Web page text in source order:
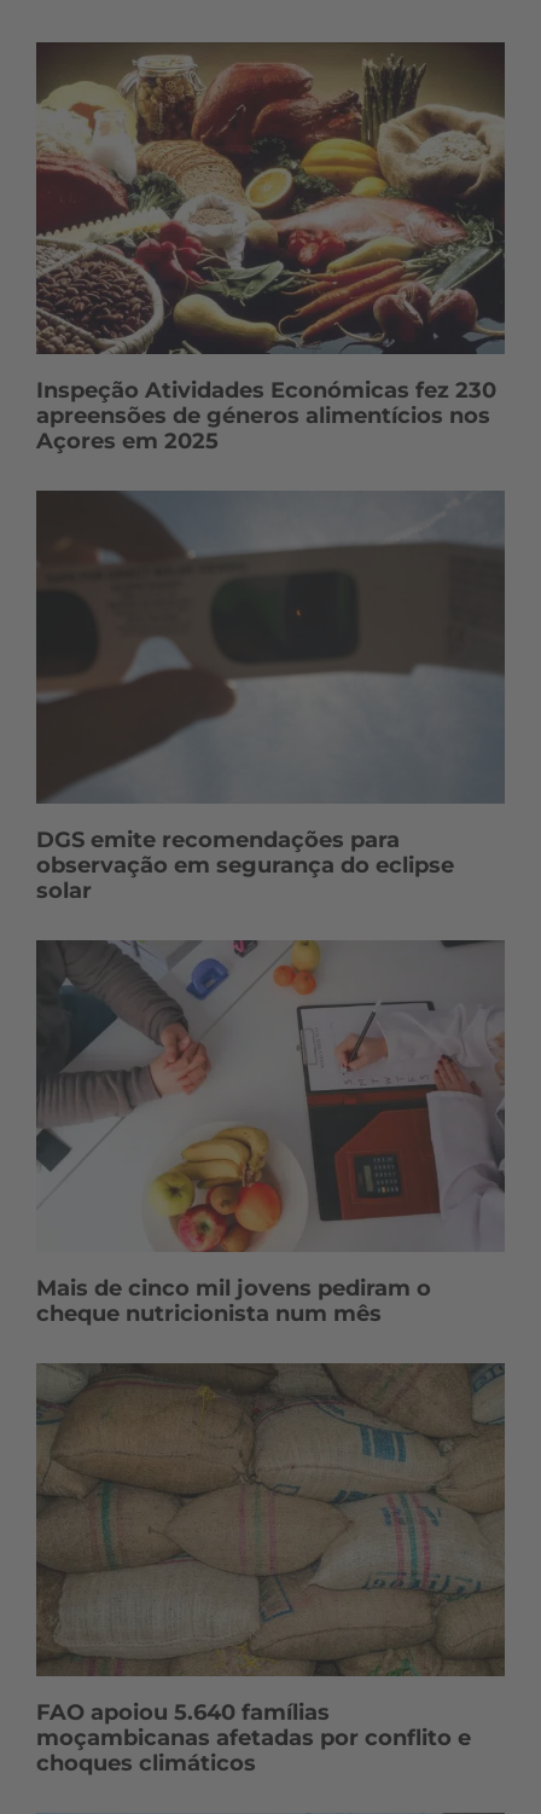
Inspeção Atividades Económicas fez 230
apreensões de géneros alimentícios nos
Açores em 2025
DGS emite recomendações para
observação em segurança do eclipse
solar
Mais de cinco mil jovens pediram o
cheque nutricionista num mês
FAO apoiou 5.640 famílias
moçambicanas afetadas por conflito e
choques climáticos